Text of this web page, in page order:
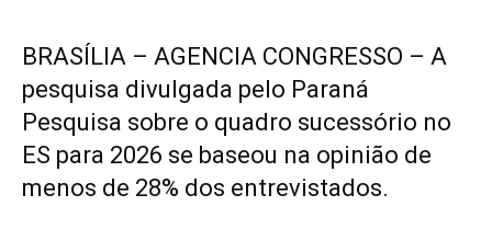
BRASÍLIA – AGENCIA CONGRESSO – A
pesquisa divulgada pelo Paraná
Pesquisa sobre o quadro sucessório no
ES para 2026 se baseou na opinião de
menos de 28% dos entrevistados.